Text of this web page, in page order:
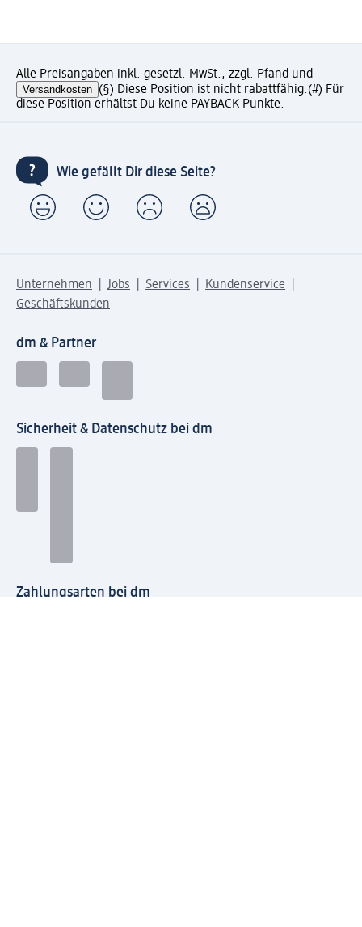
Alle Preisangaben inkl. gesetzl. MwSt., zzgl. Pfand und
Versandkosten (§) Diese Position ist nicht rabattfähig.(#) Für
diese Position erhältst Du keine PAYBACK Punkte.
Wie gefällt Dir diese Seite?
Unternehmen Jobs Services
Kundenservice
Geschäftskunden
dm & Partner
Sicherheit & Datenschutz bei dm
Zahlungsarten bei dm